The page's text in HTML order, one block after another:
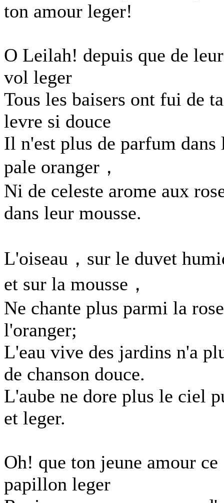
ton amour leger!
O Leilah! depuis que de leur
vol leger
Tous les baisers ont fui de ta
levre si douce
Il n'est plus de parfum dans
pale oranger，
Ni de celeste arome aux
dans leur mousse.
L'oiseau，sur le duvet
et sur la mousse，
Ne chante plus parmi la
l'oranger;
L'eau vive des jardins n'a
de chanson douce.
L'aube ne dore plus le ciel
et leger.
Oh! que ton jeune amour ce
papillon leger